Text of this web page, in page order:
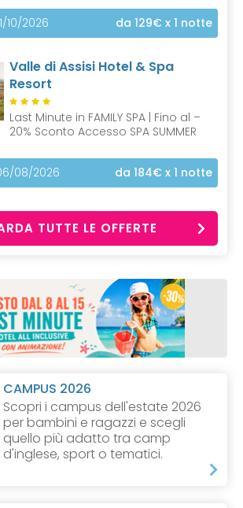
10/2026 da 129€ x 1 notte
Valle di Assisi Hotel & Spa
Resort
Last Minute in FAMILY SPA | Fino al –
20% Sconto Accesso SPA SUMMER
08/2026
da 184€ x 1 notte
TUTTE LE OFFERTE
CAMPUS 2026
Scopri i campus dell'estate 2026
per bambini e ragazzi e scegli
quello più adatto tra camp
d'inglese, sport o tematici.